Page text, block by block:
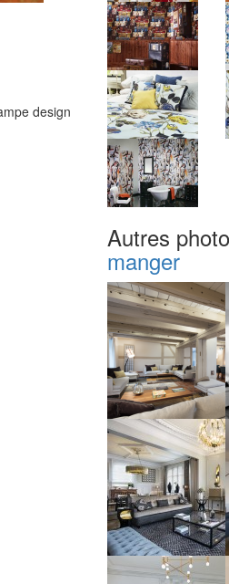
design
Autres
manger